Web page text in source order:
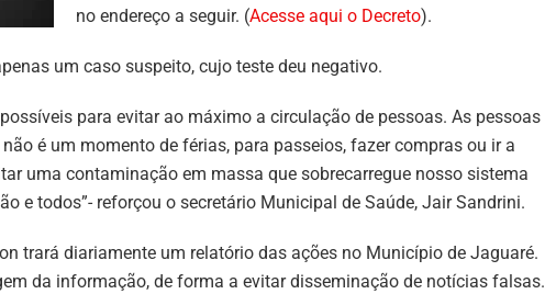
no endereço a seguir. (Acesse aqui o Decreto).
um caso suspeito, cujo teste deu negativo.
para evitar ao máximo a circulação de pessoas. As pessoas
é um momento de férias, para passeios, fazer compras ou ir a
uma contaminação em massa que sobrecarregue nosso sistema
e todos”- reforçou o secretário Municipal de Saúde, Jair Sandrini.
trará diariamente um relatório das ações no Município de Jaguaré.
da informação, de forma a evitar disseminação de notícias falsas.